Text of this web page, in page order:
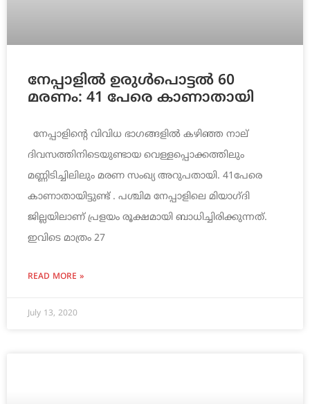
നേപ്പാളിൽ ഉരുൾപൊട്ടൽ 60
മരണം: 41 പേരെ കാണാതായി
നേപ്പാളിന്‍റെ വിവിധ ഭാഗങ്ങളില്‍ കഴിഞ്ഞ നാല്
ദിവസത്തിനിടെയുണ്ടായ വെള്ളപ്പൊക്കത്തിലും
മണ്ണിടിച്ചിലിലും മരണ സംഖ്യ അറുപതായി. 41പേരെ
കാണാതായിട്ടുണ്ട് . പശ്ചിമ നേപ്പാളിലെ മിയാഗ്ദി
ജില്ലയിലാണ് പ്രളയം രൂക്ഷമായി ബാധിച്ചിരിക്കുന്നത്.
ഇവിടെ മാത്രം 27
READ MORE »
July 13, 2020